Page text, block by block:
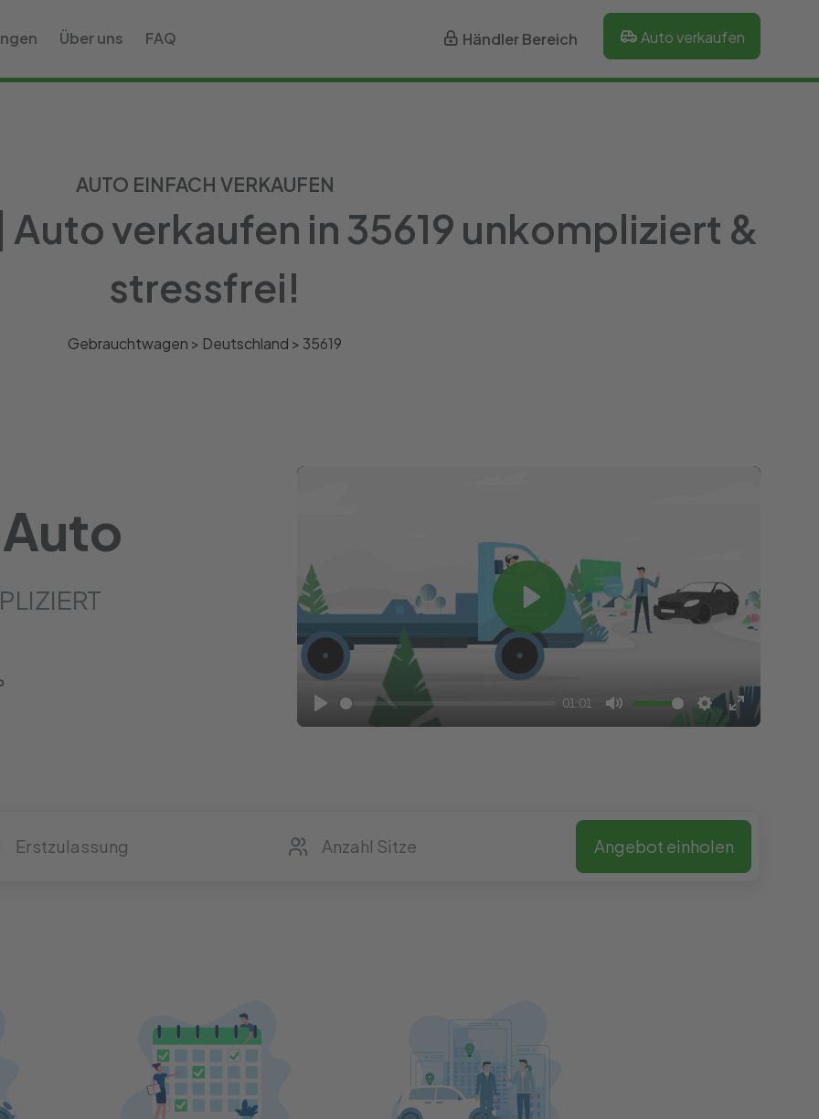
Über uns FAQ Händler Bereich Auto verkaufen
AUTO EINFACH VERKAUFEN
verkaufen in 35619 unkompliziert &
stressfrei!
Gebrauchtwagen > Deutschland >35619
Play
01:01
Mute Settings
Enter
Play
Angebot einholen